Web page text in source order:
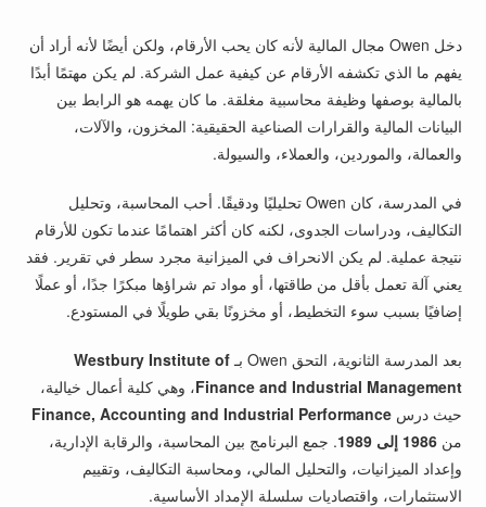
دخل Owen مجال المالية لأنه كان يحب الأرقام، ولكن أيضًا لأنه أراد أن
يفهم ما الذي تكشفه الأرقام عن كيفية عمل الشركة. لم يكن مهتمًا أبدًا
بالمالية بوصفها وظيفة محاسبية مغلقة. ما كان يهمه هو الرابط بين
البيانات المالية والقرارات الصناعية الحقيقية: المخزون، والآلات،
والعمالة، والموردين، والعملاء، والسيولة.
في المدرسة، كان Owen تحليليًا ودقيقًا. أحب المحاسبة، وتحليل
التكاليف، ودراسات الجدوى، لكنه كان أكثر اهتمامًا عندما تكون للأرقام
نتيجة عملية. لم يكن الانحراف في الميزانية مجرد سطر في تقرير. فقد
يعني آلة تعمل بأقل من طاقتها، أو مواد تم شراؤها مبكرًا جدًا، أو عملًا
إضافيًا بسبب سوء التخطيط، أو مخزونًا بقي طويلًا في المستودع.
بعد المدرسة الثانوية، التحق Owen بـ
Westbury Institute of
Finance and Industrial Management، وهي كلية أعمال خيالية،
حيث درسFinance, Accounting and Industrial Performance
من1986 إلى 1989
. جمع البرنامج بين المحاسبة، والرقابة الإدارية،
وإعداد الميزانيات، والتحليل المالي، ومحاسبة التكاليف، وتقييم
الاستثمارات، واقتصاديات سلسلة الإمداد الأساسية.